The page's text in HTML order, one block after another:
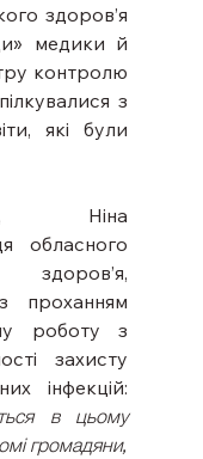
здоров’я
медики й
контролю
з
які були
Ніна
обласного
здоров’я,
проханням
роботу з
захисту
інфекцій:
в цьому
громадяни,